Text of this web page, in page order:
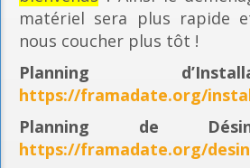
matériel sera plus rapide
nous coucher plus tôt !
Planning
https://framadate.org/
Planning de
https://framadate.org/